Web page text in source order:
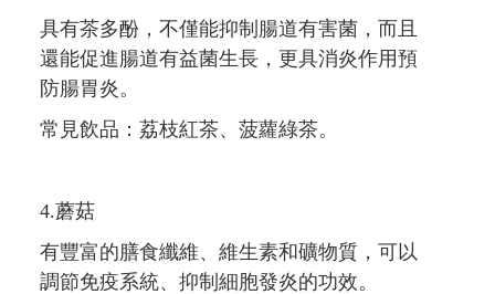
具有茶多酚，不僅能抑制腸道有害菌，而且
還能促進腸道有益菌生長，更具消炎作用預
防腸胃炎。
常見飲品：荔枝紅茶、菠蘿綠茶。
4.蘑菇
有豐富的膳食纖維、維生素和礦物質，可以
調節免疫系統、抑制細胞發炎的功效。